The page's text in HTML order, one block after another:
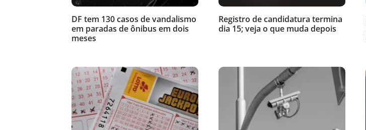
DF tem 130 casos de vandalismo
em paradas de ônibus em dois
meses
Registro de candidatura termina
dia 15; veja o que muda depois